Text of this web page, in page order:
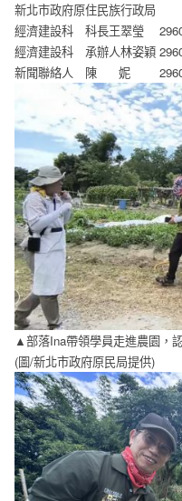
新北市政府原住民族行政局
經濟建設科 科長王翠瑩
經濟建設科 承辦人林姿穎
新聞聯絡人 陳 妮
▲部落Ina帶領學員走進農園，
(圖/新北市政府原民局提供)